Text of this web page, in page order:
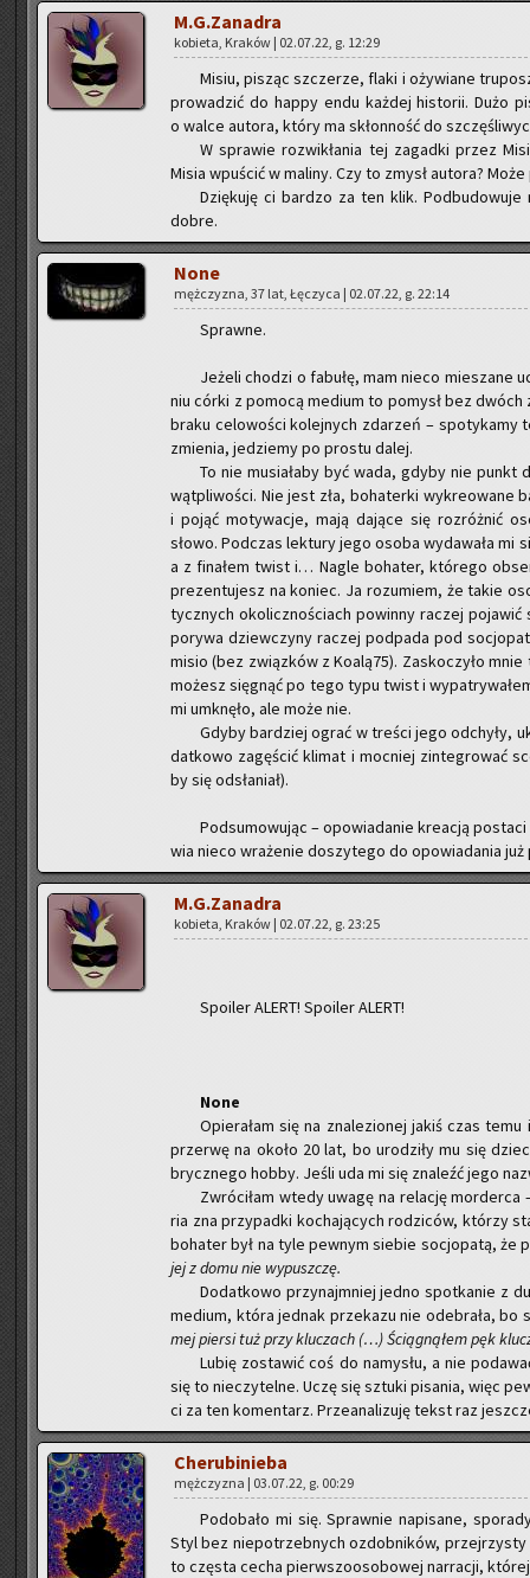
M.G.Zanadra
ko­bie­ta, Kra­ków | 02.07.22, g. 12:29
Misiu, pi­sząc szcze­rze, flaki i oży­wia­ne
pro­wa­dzić do happy endu każ­dej hi­sto­rii. Dużo
o walce au­to­ra, który ma skłon­ność do
W spra­wie roz­wi­kła­nia tej za­gad­ki przez
Misia wpu­ścić w ma­li­ny. Czy to zmysł au­to­ra?
Dzię­ku­ję ci bar­dzo za ten klik.
dobre.
None
męż­czy­zna, 37 lat, Łę­czy­ca | 02.07.22, g. 22:14
Spraw­ne.
Je­że­li cho­dzi o fa­bu­łę, mam nieco mie­sza­ne
niu córki z po­mo­cą me­dium to po­mysł bez
braku ce­lo­wo­ści ko­lej­nych zda­rzeń – spo­ty­ka­my
zmie­nia, je­dzie­my po pro­stu dalej.
To nie mu­sia­ła­by być wada, gdyby nie
wąt­pli­wo­ści. Nie jest zła, bo­ha­ter­ki wy­kre­owa­ne
i pojąć mo­ty­wa­cje, mają da­ją­ce się roz­róż­nić
słowo. Pod­czas lek­tu­ry jego osoba wy­da­wa­ła mi
a z fi­na­łem twist i… Nagle bo­ha­ter, któ­re­go
pre­zen­tu­jesz na ko­niec. Ja ro­zu­miem, że takie
tycz­nych oko­licz­no­ściach po­win­ny ra­czej
po­ry­wa dziew­czy­ny ra­czej pod­pa­da pod
misio (bez związ­ków z Ko­alą­75). Za­sko­czy­ło
mo­żesz się­gnąć po tego typu twist i
mi umknę­ło, ale może nie.
Gdyby bar­dziej ograć w tre­ści jego od­chy­ły,
dat­ko­wo za­gę­ścić kli­mat i moc­niej zin­te­gro­wać
by się od­sła­niał).
Pod­su­mo­wu­jąc – opo­wia­da­nie kre­acją
wia nieco wra­że­nie do­szy­te­go do opo­wia­da­nia już
M.G.Zanadra
ko­bie­ta, Kra­ków | 02.07.22, g. 23:25
Spo­iler ALERT! Spo­iler ALERT!
None
Opie­ra­łam się na zna­le­zio­nej jakiś czas
prze­rwę na około 20 lat, bo uro­dzi­ły mu się
brycz­ne­go hobby. Jeśli uda mi się zna­leźć jego
Zwró­ci­łam wtedy uwagę na re­la­cję
ria zna przy­pad­ki ko­cha­ją­cych ro­dzi­ców, któ­rzy
bo­ha­ter był na tyle pew­nym sie­bie so­cjo­pa­tą, że
jej z domu nie wy­pusz­czę.
Do­dat­ko­wo przy­naj­mniej jedno spo­tka­nie z
me­dium, która jed­nak prze­ka­zu nie ode­bra­ła, bo
mej pier­si tuż przy klu­czach (…) Ścią­gną­łem pęk
Lubię zo­sta­wić coś do na­my­słu, a nie
się to nie­czy­tel­ne. Uczę się sztu­ki pi­sa­nia, więc
ci za ten ko­men­tarz. Prze­ana­li­zu­ję tekst raz
Che­ru­bi­nie­ba
męż­czy­zna | 03.07.22, g. 00:29
Po­do­ba­ło mi się. Spraw­nie na­pi­sa­ne,
Styl bez nie­po­trzeb­nych ozdob­ni­ków, przej­rzy­sty
to czę­sta cecha pierw­szo­oso­bo­wej nar­ra­cji,